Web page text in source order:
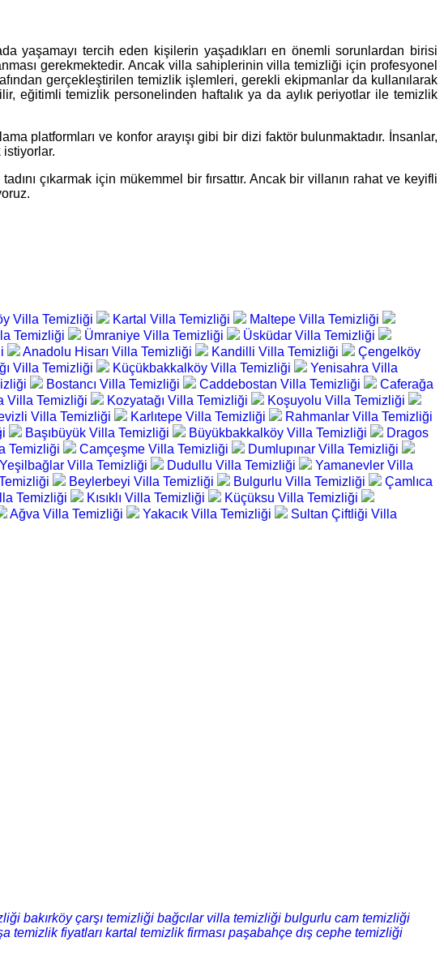
yaşamayı tercih eden kişilerin yaşadıkları en önemli sorunlardan birisi
gerekmektedir. Ancak villa sahiplerinin villa temizliği için profesyonel
gerçekleştirilen temizlik işlemleri, gerekli ekipmanlar da kullanılarak
eğitimli temizlik personelinden haftalık ya da aylık periyotlar ile temizlik
platformları ve konfor arayışı gibi bir dizi faktör bulunmaktadır. İnsanlar,
çıkarmak için mükemmel bir fırsattır. Ancak bir villanın rahat ve keyifli
Villa Temizliği Kartal Villa Temizliği
Maltepe Villa Temizliği
Temizliği Ümraniye Villa Temizliği
Üsküdar Villa Temizliği
Anadolu Hisarı Villa Temizliği Kandilli Villa Temizliği
Çengelköy
Villa Temizliği Küçükbakkalköy Villa Temizliği
Yenisahra Villa
Bostancı Villa Temizliği Caddebostan Villa Temizliği
Caferağa
Villa Temizliği Kozyatağı Villa Temizliği
Koşuyolu Villa Temizliği
Villa Temizliği Karlıtepe Villa Temizliği
Rahmanlar Villa Temizliği
Başıbüyük Villa Temizliği Büyükbakkalköy Villa Temizliği
Dragos
Temizliği Camçeşme Villa Temizliği
Dumlupınar Villa Temizliği
Yeşilbağlar Villa Temizliği Dudullu Villa Temizliği
Yamanevler Villa
Beylerbeyi Villa Temizliği Bulgurlu Villa Temizliği
Çamlıca
Temizliği Kısıklı Villa Temizliği
Küçüksu Villa Temizliği
Ağva Villa Temizliği Yakacık Villa Temizliği
Sultan Çiftliği Villa
bakırköy çarşı temizliği bağcılar villa temizliği bulgurlu cam temizliği
temizlik fiyatları kartal temizlik firması paşabahçe dış cephe temizliği